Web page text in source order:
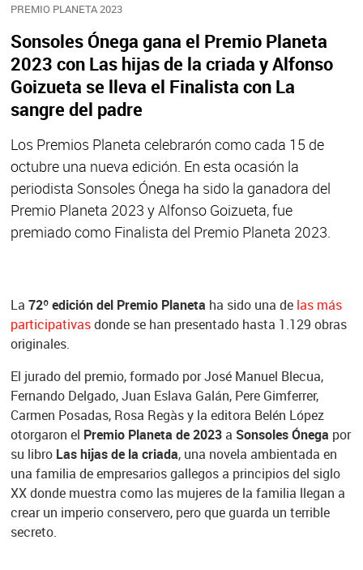
PREMIO PLANETA 2023
Sonsoles Ónega gana el Premio Planeta
2023 con Las hijas de la criada y Alfonso
Goizueta se lleva el Finalista con La
sangre del padre
Los Premios Planeta celebrarón como cada 15 de
octubre una nueva edición. En esta ocasión la
periodista Sonsoles Ónega ha sido la ganadora del
Premio Planeta 2023 y Alfonso Goizueta, fue
premiado como Finalista del Premio Planeta 2023.
La 72º edición del Premio Planeta ha sido una de las más
participativasdonde se han presentado hasta 1.129 obras
originales.
El jurado del premio, formado por José Manuel Blecua,
Fernando Delgado, Juan Eslava Galán, Pere Gimferrer,
Carmen Posadas, Rosa Regàs y la editora Belén López
otorgaron el Premio Planeta de 2023a Sonsoles Ónega por
su libro Las hijas de la criada, una novela ambientada en
una familia de empresarios gallegos a principios del siglo
XX donde muestra como las mujeres de la familia llegan a
crear un imperio conservero, pero que guarda un terrible
secreto.